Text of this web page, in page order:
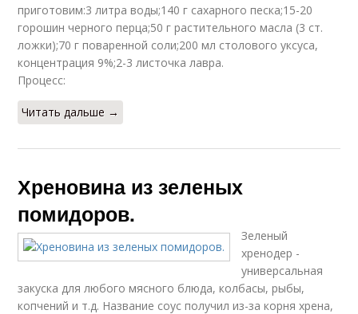
приготовим:3 литра воды;140 г сахарного песка;15-20
горошин черного перца;50 г растительного масла (3 ст.
ложки);70 г поваренной соли;200 мл столового уксуса,
концентрация 9%;2-3 листочка лавра.
Процесс:
Читать дальше →
Хреновина из зеленых
помидоров.
Зеленый
хренодер -
универсальная
закуска для любого мясного блюда, колбасы, рыбы,
копчений и т.д. Название соус получил из-за корня хрена,